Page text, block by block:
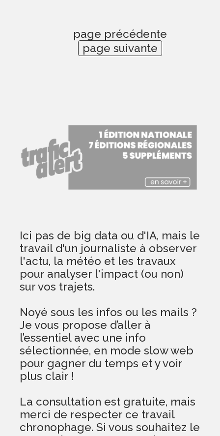
page précédente
page suivante
Ici pas de big data ou d'IA, mais le
travail d'un journaliste à observer
l'actu, la météo et les travaux
pour analyser l'impact (ou non)
sur vos trajets.
Noyé sous les infos ou les mails ?
Je vous propose d’aller à
l’essentiel avec une info
sélectionnée, en mode slow web
pour gagner du temps et y voir
plus clair !
La consultation est gratuite, mais
merci de respecter ce travail
chronophage. Si vous souhaitez le